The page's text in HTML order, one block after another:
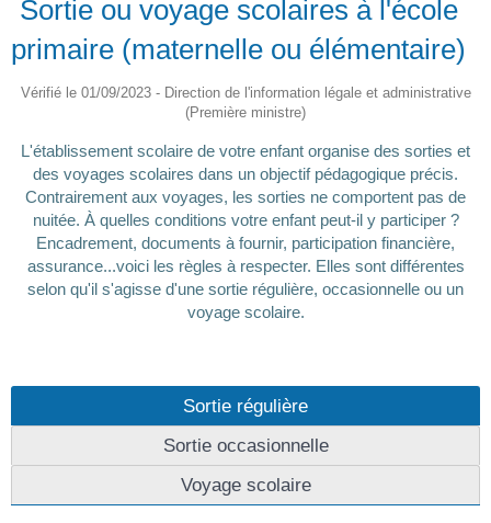
Sortie ou voyage scolaires à l'école
primaire (maternelle ou élémentaire)
Vérifié le 01/09/2023 - Direction de l'information légale et administrative
(Première ministre)
L'établissement scolaire de votre enfant organise des sorties et
des voyages scolaires dans un objectif pédagogique précis.
Contrairement aux voyages, les sorties ne comportent pas de
nuitée. À quelles conditions votre enfant peut-il y participer ?
Encadrement, documents à fournir, participation financière,
assurance...voici les règles à respecter. Elles sont différentes
selon qu'il s'agisse d'une sortie régulière, occasionnelle ou un
voyage scolaire.
Sortie régulière
Sortie occasionnelle
Voyage scolaire